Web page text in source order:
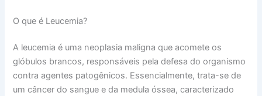
O que é Leucemia?
A leucemia é uma neoplasia maligna que acomete os
glóbulos brancos, responsáveis pela defesa do organismo
contra agentes patogênicos. Essencialmente, trata-se de
um câncer do sangue e da medula óssea, caracterizado